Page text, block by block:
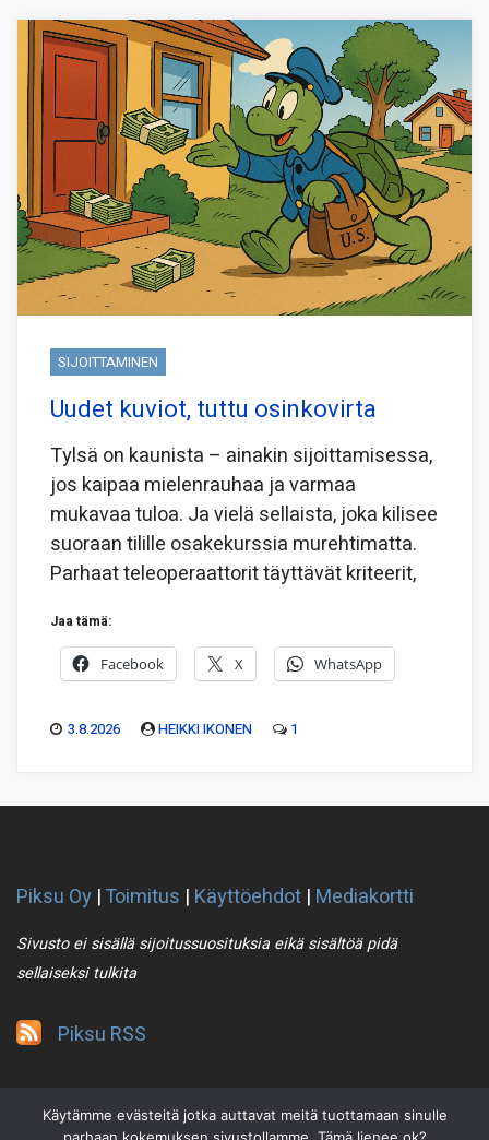
SIJOITTAMINEN
Uudet kuviot, tuttu osinkovirta
Tylsä on kaunista – ainakin sijoittamisessa,
jos kaipaa mielenrauhaa ja varmaa
mukavaa tuloa. Ja vielä sellaista, joka kilisee
suoraan tilille osakekurssia murehtimatta.
Parhaat teleoperaattorit täyttävät kriteerit,
Jaa tämä:
Facebook X WhatsApp
3.8.2026 HEIKKI IKONEN 1
Piksu Oy |Toimitus | Käyttöehdot | Mediakortti
Sivusto ei sisällä sijoitussuosituksia eikä sisältöä pidä
sellaiseksi tulkita
Piksu RSS
Käytämme evästeitä jotka auttavat meitä tuottamaan sinulle